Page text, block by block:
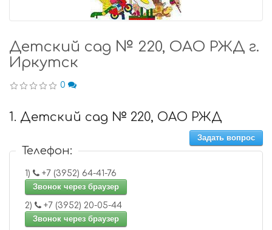
Детский сад № 220, ОАО РЖД г.
Иркутск
0
1. Детский сад № 220, ОАО РЖД
Задать вопрос
Телефон:
1)
+7 (3952) 64-41-76
Звонок через браузер
2)
+7 (3952) 20-05-44
Звонок через браузер